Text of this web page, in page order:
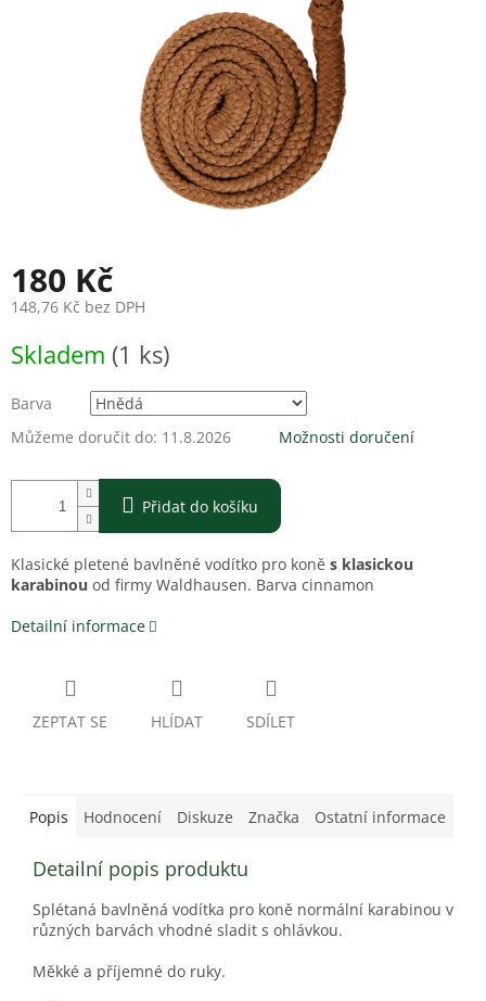
180 Kč
148,76 Kč bez DPH
cena:
Skladem (1 ks)
Barva
Můžeme doručit do: 11.8.2026 Možnosti doručení
Přidat do košíku
Klasické pletené bavlněné vodítko pro koně s klasickou
karabinou od firmy Waldhausen. Barva cinnamon
Detailní informace
ZEPTAT SE HLÍDAT SDÍLET
Popis Hodnocení Diskuze Značka Ostatní informace
Detailní popis produktu
Splétaná bavlněná vodítka pro koně normální karabinou v
různých barvách vhodné sladit s ohlávkou.
Měkké a příjemné do ruky.